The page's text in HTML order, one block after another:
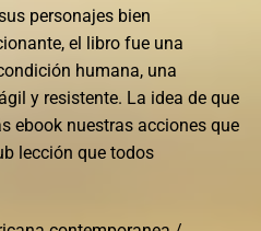
personajes bien
el libro fue una
humana, una
y resistente. La idea de que
ebook nuestras acciones que
lección que todos